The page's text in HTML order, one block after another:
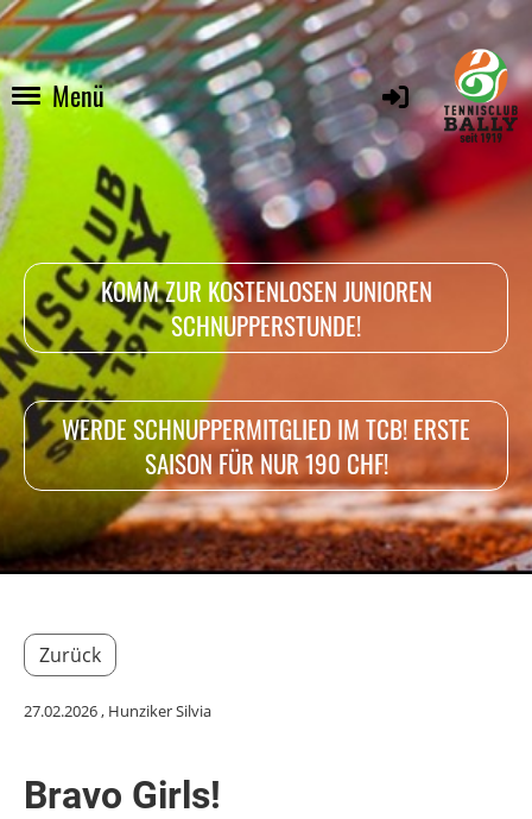
Menü
KOMM ZUR KOSTENLOSEN JUNIOREN
SCHNUPPERSTUNDE!
WERDE SCHNUPPERMITGLIED IM TCB! ERSTE
SAISON FÜR NUR 190 CHF!
Zurück
27.02.2026, Hunziker Silvia
Bravo Girls!